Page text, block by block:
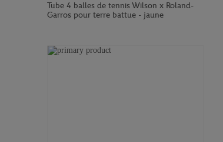
Tube 4 balles de tennis Wilson x Roland-
Garros pour terre battue - jaune